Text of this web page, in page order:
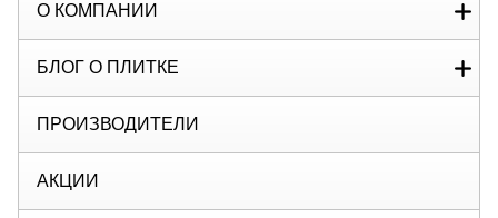
О КОМПАНИИ
БЛОГ О ПЛИТКЕ
ПРОИЗВОДИТЕЛИ
АКЦИИ